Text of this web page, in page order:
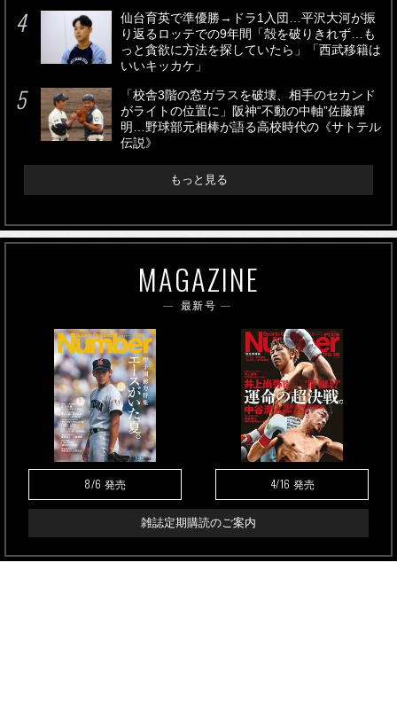
仙台育英で準優勝→ドラ1入団…平沢大河が振
り返るロッテでの9年間「殻を破りきれず…も
っと貪欲に方法を探していたら」「西武移籍は
いいキッカケ」
「校舎3階の窓ガラスを破壊、相手のセカンド
がライトの位置に」阪神“不動の中軸”佐藤輝
明…野球部元相棒が語る高校時代の《サトテル
伝説》
もっと見る
MAGAZINE
最新号
8/6 発売 4/16 発売
雑誌定期購読のご案内